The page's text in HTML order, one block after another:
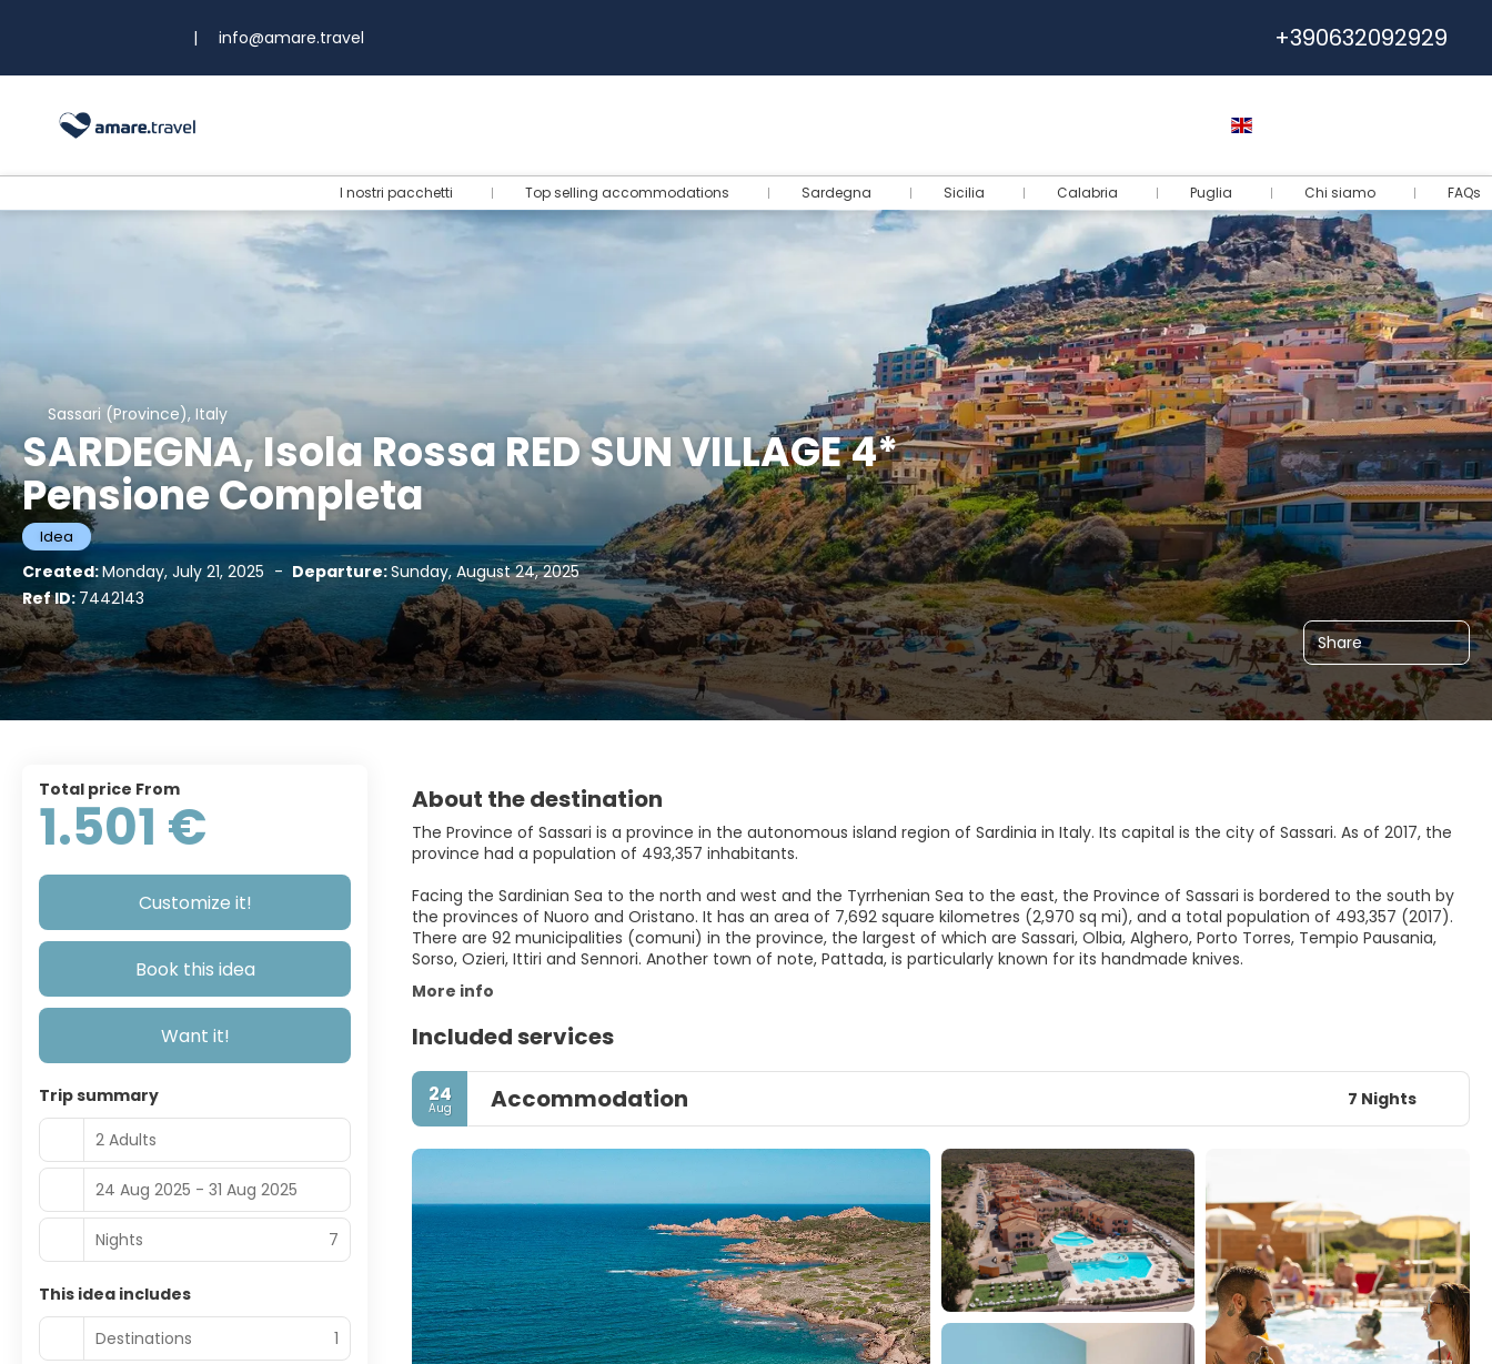
| info@amare.travel +390632092929
I nostri pacchetti Top selling accommodations Sardegna Sicilia Calabria Puglia Chi siamo FAQs
Sassari (Province), Italy
SARDEGNA, Isola Rossa RED SUN VILLAGE 4*
Pensione Completa
Idea
Created:Monday, July 21, 2025 - Departure:Sunday, August 24, 2025
Ref ID: 7442143
Share
About the destination
The Province of Sassari is a province in the autonomous island region of Sardinia in Italy. Its capital is the city of Sassari. As of 2017, the
province had a population of 493,357 inhabitants.
Facing the Sardinian Sea to the north and west and the Tyrrhenian Sea to the east, the Province of Sassari is bordered to the south by
the provinces of Nuoro and Oristano. It has an area of 7,692 square kilometres (2,970 sq mi), and a total population of 493,357 (2017).
There are 92 municipalities (comuni) in the province, the largest of which are Sassari, Olbia, Alghero, Porto Torres, Tempio Pausania,
Sorso, Ozieri, Ittiri and Sennori. Another town of note, Pattada, is particularly known for its handmade knives.
More info
Included services
24
Aug Accommodation 7 Nights
Total price From
1.501 €
Customize it!
Book this idea
Want it!
Trip summary
2 Adults
24 Aug 2025 - 31 Aug 2025
Nights 7
This idea includes
Destinations
1